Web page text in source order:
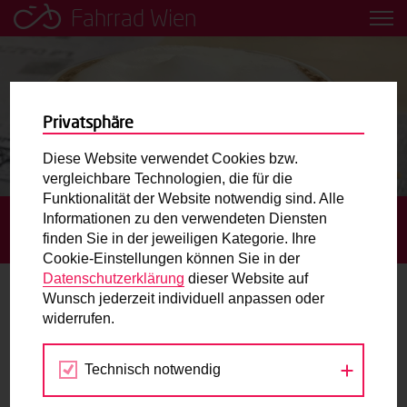
Fahrrad Wien
Leih dir einfach ein Transportfahrrad in deiner Nähe aus!
Mobilitätsbildung für Kinder und
Jugendliche
Radweg-Projektkarte
Routenplaner
Mit dem Fahrrad in Wien unterwegs? Hier finden Sie die
beste Route.
Wunschbox
Sie haben ein Anliegen zum Radverkehr? Schreiben Sie
STARTSEITE BLOG
RADCAFÉ TEST 3: LOGO-RÄTSEL,
ESPRESSO DOPPIO UND „DOLCE VITA BICICLETTA“
Radcafé Test 3: Logo-Rätsel, Espresso
Doppio und „dolce vita bicicletta“
Privatsphäre
Diese Website verwendet Cookies bzw.
vergleichbare Technologien, die für die
Funktionalität der Website notwendig sind. Alle
Informationen zu den verwendeten Diensten
finden Sie in der jeweiligen Kategorie. Ihre
Cookie-Einstellungen können Sie in der
Datenschutzerklärung dieser Website auf
Wunsch jederzeit individuell anpassen oder
widerrufen.
Technisch notwendig